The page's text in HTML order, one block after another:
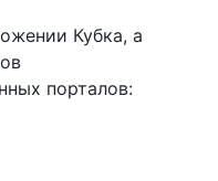
Кубка, а
порталов: